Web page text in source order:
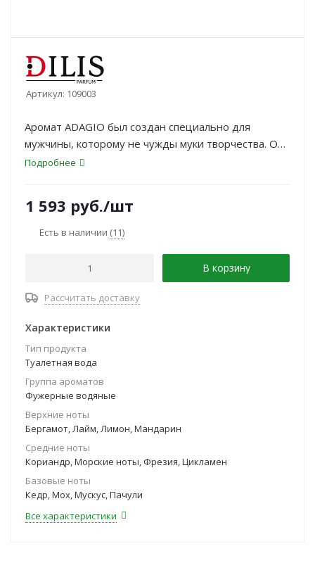
Артикул: 109003
Аромат ADAGIO был создан специально для
мужчины, которому не чужды муки творчества. Он
гармонично раскрывается, обволакивает и служит
ноты кедра.
Подробнее
1 593 руб./шт
Есть в наличии (11)
В корзину
Рассчитать доставку
Характеристики
Тип продукта
Туалетная вода
Группа ароматов
Фужерные водяные
Верхние ноты
Бергамот, Лайм, Лимон, Мандарин
Средние ноты
Кориандр, Морские ноты, Фрезия, Цикламен
Базовые ноты
Кедр, Мох, Мускус, Пачули
Все характеристики